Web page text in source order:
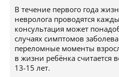
В течение первого года
невролога проводятся
консультация может
случаях симптомов
переломные моменты
в жизни ребёнка считается
13-15 лет.